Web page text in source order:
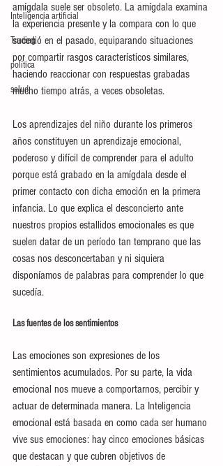
Inteligencia artificial
Trading
política
salud
amígdala suele ser obsoleto. La amígdala examina
la experiencia presente y la compara con lo que
sucedió en el pasado, equiparando situaciones
por compartir rasgos característicos similares,
haciendo reaccionar con respuestas grabadas
mucho tiempo atrás, a veces obsoletas.
Los aprendizajes del niño durante los primeros
años constituyen un aprendizaje emocional,
poderoso y difícil de comprender para el adulto
porque está grabado en la amígdala desde el
primer contacto con dicha emoción en la primera
infancia. Lo que explica el desconcierto ante
nuestros propios estallidos emocionales es que
suelen datar de un período tan temprano que las
cosas nos desconcertaban y ni siquiera
disponíamos de palabras para comprender lo que
sucedía.
Las fuentes de los sentimientos
Las emociones son expresiones de los
sentimientos acumulados. Por su parte, la vida
emocional nos mueve a comportarnos, percibir y
actuar de determinada manera. La Inteligencia
emocional está basada en como cada ser humano
vive sus emociones: hay cinco emociones básicas
que destacan y que cubren objetivos de